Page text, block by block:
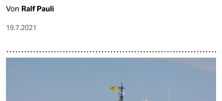
Von Ralf Pauli
19.7.2021